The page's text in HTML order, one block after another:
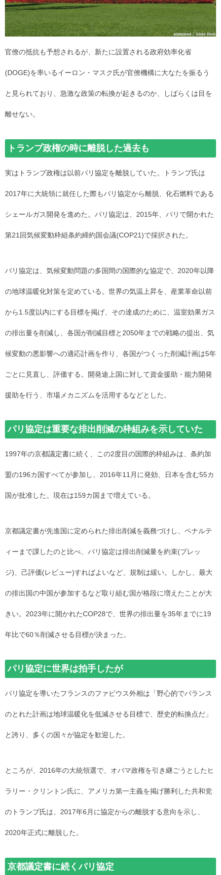
官僚の抵抗も予想されるが、新たに設置される政府効率化省
(DOGE)を率いるイーロン・マスク氏が官僚機構に大なたを振るう
と見られており、急激な政策の転換が起きるのか、しばらくは目を
離せない。
トランプ政権の時に離脱した過去も
実はトランプ政権は以前パリ協定を離脱していた。トランプ氏は
2017年に大統領に就任した際もパリ協定から離脱、化石燃料である
シェールガス開発を進めた。パリ協定は、2015年、パリで開かれた
第21回気候変動枠組条約締約国会議(COP21)で採択された。
パリ協定は、気候変動問題の多国間の国際的な協定で、2020年以降
の地球温暖化対策を定めている。世界の気温上昇を、産業革命以前
から1.5度以内にする目標を掲げ、その達成のために、温室効果ガス
の排出量を削減し、各国が削減目標と2050年までの戦略の提出、気
候変動の悪影響への適応計画を作り、各国がつくった削減計画は5年
ごとに見直し、評価する。開発途上国に対して資金援助・能力開発
援助を行う、市場メカニズムを活用するなどとした。
パリ協定は重要な排出削減の枠組みを示していた
1997年の京都議定書に続く、この2度目の国際的枠組みは、条約加
盟の196カ国すべてが参加し、2016年11月に発効、日本を含む55カ
国が批准した。現在は159カ国まで増えている。
京都議定書が先進国に定められた排出削減を義務づけし、ペナルテ
ィーまで課したのと比べ、パリ協定は排出削減量を約束(プレッ
ジ)、己評価(レビュー)すればよいなど、規制は緩い。しかし、最大
の排出国の中国が参加するなど取り組む国が格段に増えたことが大
きい。2023年に開かれたCOP28で、世界の排出量を35年までに19
年比で60％削減させる目標が決まった。
パリ協定に世界は拍手したが
パリ協定を導いたフランスのファビウス外相は「野心的でバランス
のとれた計画は地球温暖化を低減させる目標で、歴史的転換点だ」
と誇り、多くの国々が協定を歓迎した。
ところが、2016年の大統領選で、オバマ政権を引き継ごうとしたヒ
ラリー・クリントン氏に、アメリカ第一主義を掲げ勝利した共和党
のトランプ氏は、2017年6月に協定からの離脱する意向を示し、
2020年正式に離脱した。
京都議定書に続くパリ協定